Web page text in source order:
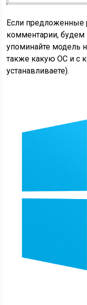
Если предложенные
комментарии, будем
упоминайте модель
также какую ОС и с
устанавливаете).